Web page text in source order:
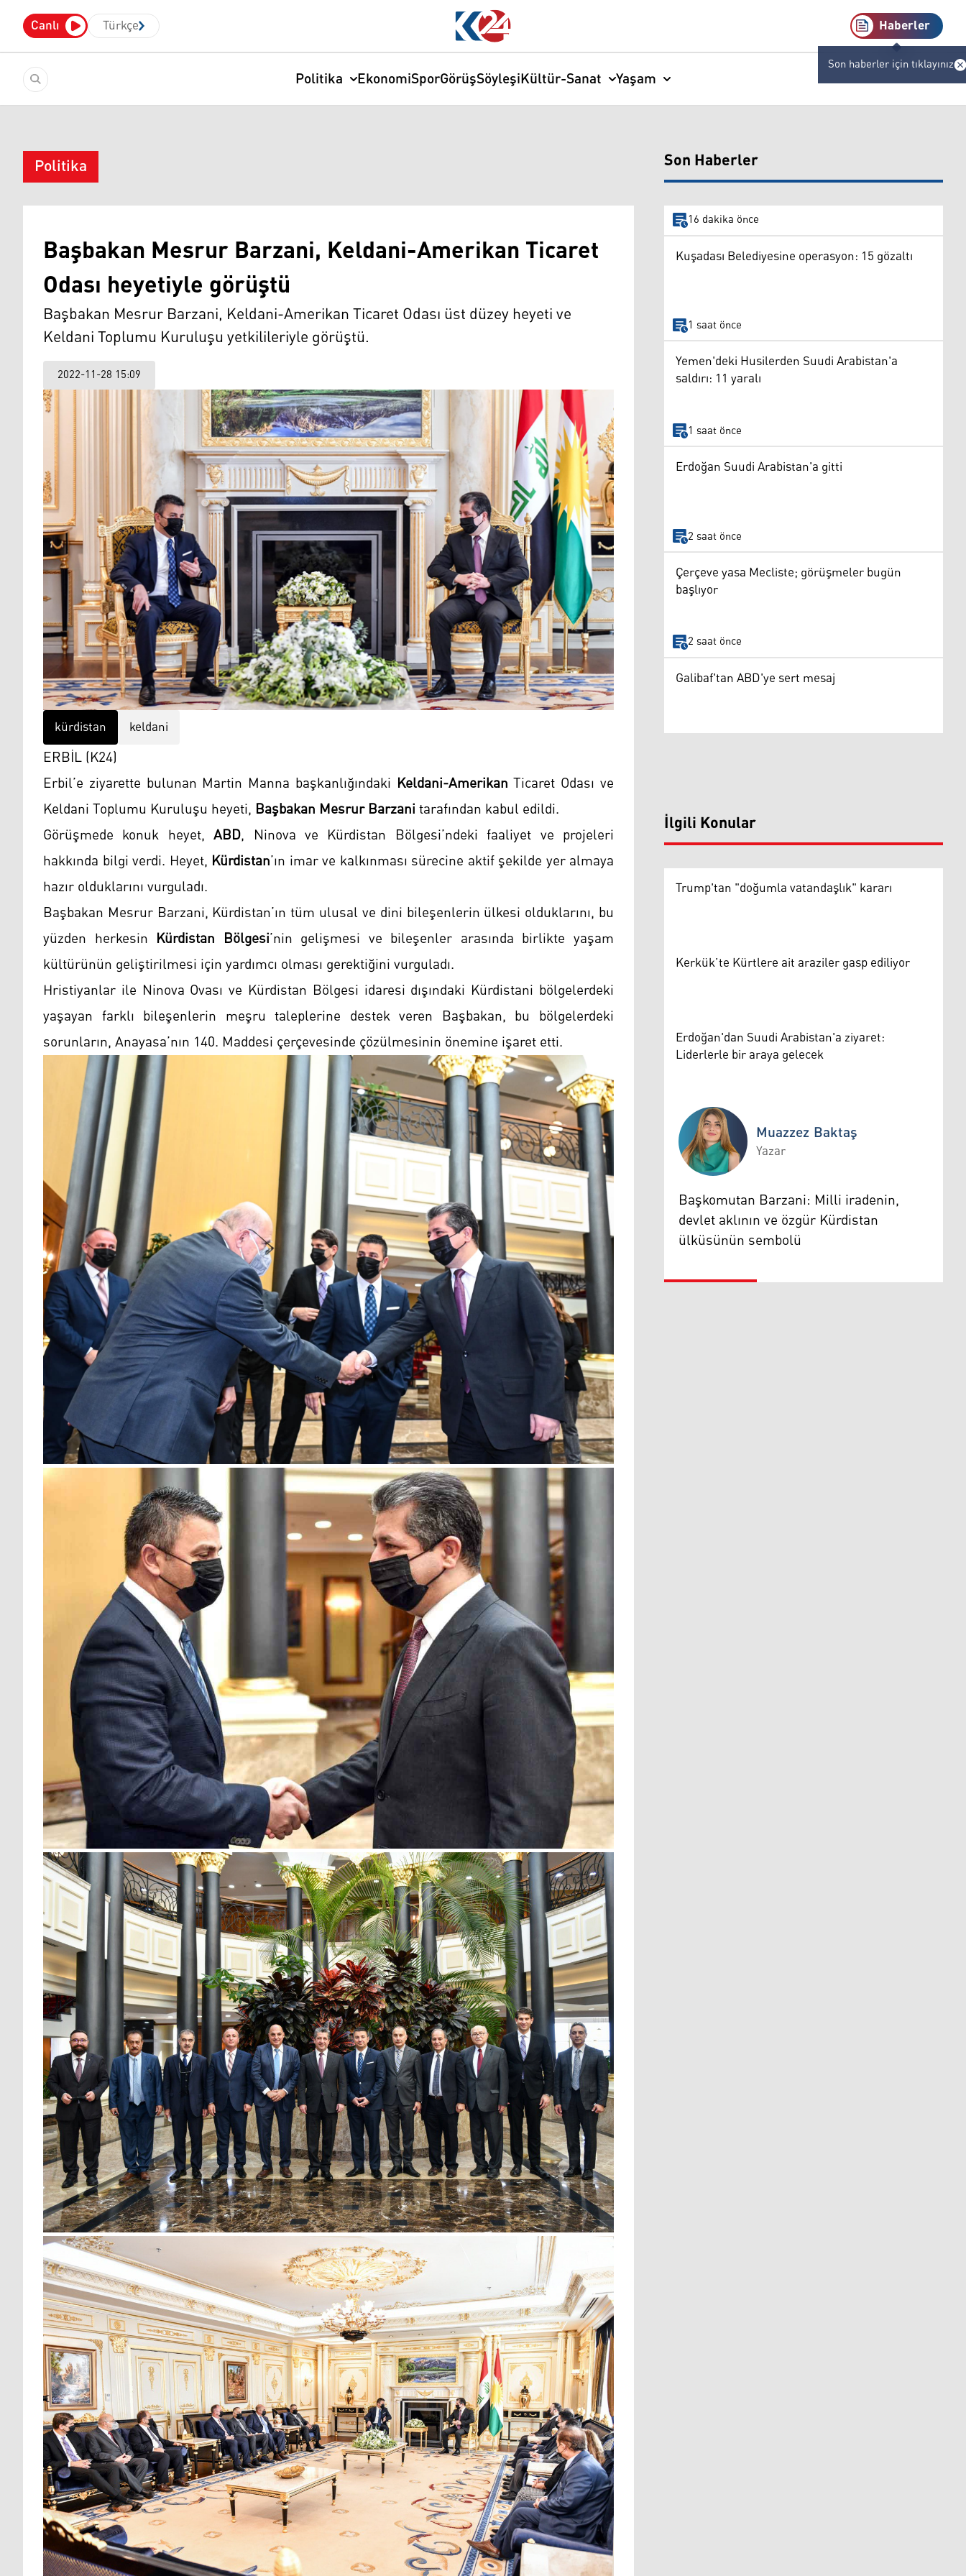
Canlı Türkçe Haberler
Son haberler için tıklayınız
Politika EkonomiSporGörüşSöyleşiKültür-Sanat Yaşam
Politika
Başbakan Mesrur Barzani, Keldani-Amerikan Ticaret
Odası heyetiyle görüştü
Başbakan Mesrur Barzani, Keldani-Amerikan Ticaret Odası üst düzey heyeti ve
Keldani Toplumu Kuruluşu yetkilileriyle görüştü.
2022-11-28 15:09
kürdistan keldani
ERBİL (K24)
Erbil’e ziyarette bulunan Martin Manna başkanlığındaki Keldani-Amerikan Ticaret Odası ve
Keldani Toplumu Kuruluşu heyeti, Başbakan Mesrur Barzanitarafından kabul edildi.
Görüşmede konuk heyet,ABD, Ninova ve Kürdistan Bölgesi’ndeki faaliyet ve projeleri
hakkında bilgi verdi. Heyet, Kürdistan’ın imar ve kalkınması sürecine aktif şekilde yer almaya
hazır olduklarını vurguladı.
Başbakan Mesrur Barzani, Kürdistan’ın tüm ulusal ve dini bileşenlerin ülkesi olduklarını, bu
yüzden herkesin Kürdistan Bölgesi’nin gelişmesi ve bileşenler arasında birlikte yaşam
kültürünün geliştirilmesi için yardımcı olması gerektiğini vurguladı.
Hristiyanlar ile Ninova Ovası ve Kürdistan Bölgesi idaresi dışındaki Kürdistani bölgelerdeki
yaşayan farklı bileşenlerin meşru taleplerine destek veren Başbakan, bu bölgelerdeki
sorunların, Anayasa’nın 140. Maddesi çerçevesinde çözülmesinin önemine işaret etti.
Son Haberler
16 dakika önce
Kuşadası Belediyesine operasyon: 15 gözaltı
1 saat önce
Yemen'deki Husilerden Suudi Arabistan'a
saldırı: 11 yaralı
1 saat önce
Erdoğan Suudi Arabistan'a gitti
2 saat önce
Çerçeve yasa Mecliste; görüşmeler bugün
başlıyor
2 saat önce
Galibaf'tan ABD'ye sert mesaj
İlgili Konular
Trump'tan "doğumla vatandaşlık" kararı
Kerkük’te Kürtlere ait araziler gasp ediliyor
Erdoğan'dan Suudi Arabistan'a ziyaret:
Liderlerle bir araya gelecek
Muazzez Baktaş
Muazzez Baktaş
Yazar
Başkomutan Barzani: Milli iradenin,
devlet aklının ve özgür Kürdistan
ülküsünün sembolü